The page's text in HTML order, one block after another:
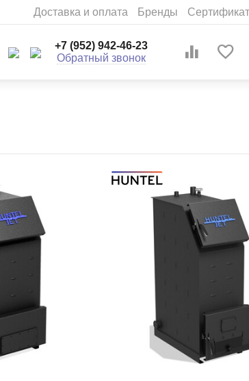
Доставка и оплата Бренды
+7 (952) 942-46-23
Обратный звонок